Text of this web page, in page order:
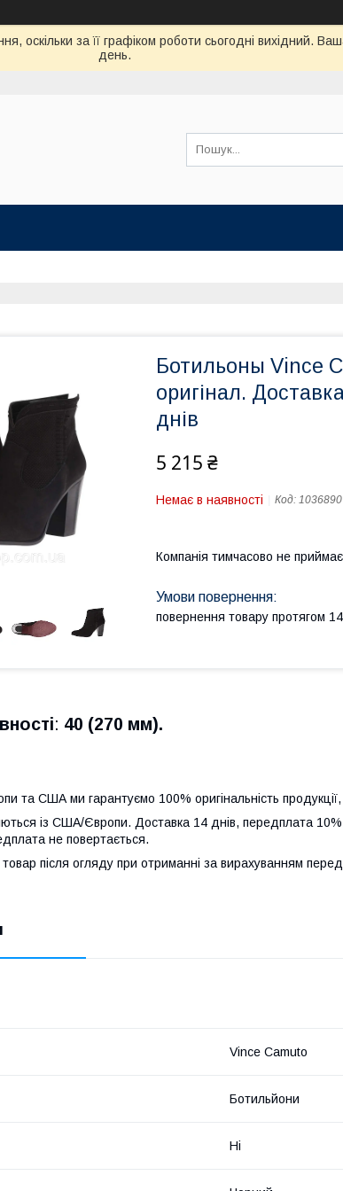
оскільки за її графіком роботи сьогодні вихідний.
день.
Ботильоны Vince
оригінал.
днів
5 215 ₴
Немає в наявності Код:
Компанія тимчасово не
повернення товару протягом
: 40 (270 мм).
та США ми гарантуємо 100% оригінальність
із США/Європи. Доставка 14 днів, передплата
не повертається.
після огляду при отриманні за вирахуванням
Vince Camuto
Ботильйони
Ні